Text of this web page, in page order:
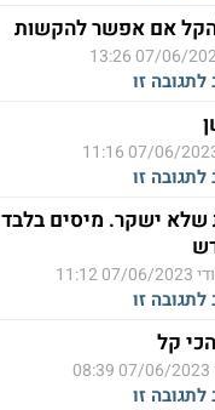
אם אפשר להקשות
07/06/2023
לתגובה זו
07/06/2023
לתגובה זו
שלא ישקר. מיסים בלבד
07/06/2023 11:12
לתגובה זו
קל
07/06/2023 08:39
לתגובה זו